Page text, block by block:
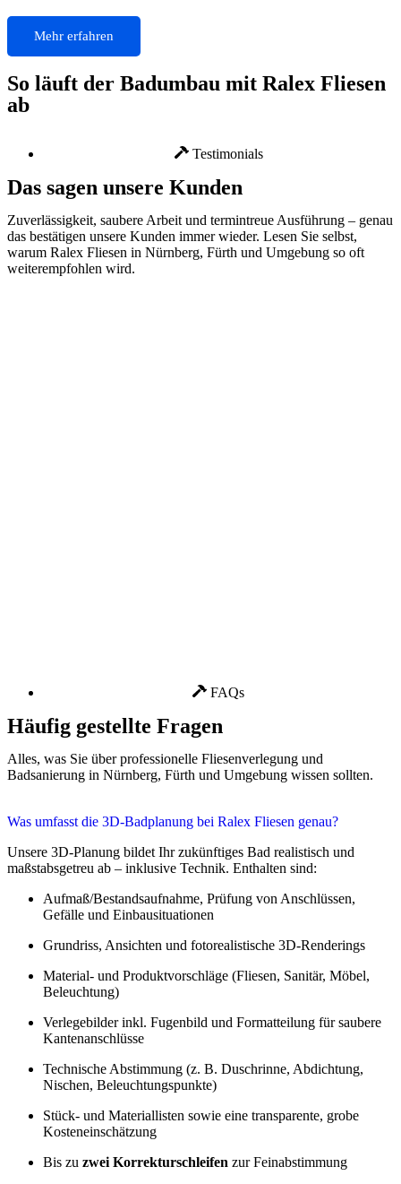
Mehr erfahren
So läuft der Badumbau mit Ralex Fliesen
ab
Testimonials
Das sagen unsere Kunden
Zuverlässigkeit, saubere Arbeit und termintreue Ausführung – genau
das bestätigen unsere Kunden immer wieder. Lesen Sie selbst,
warum Ralex Fliesen in Nürnberg, Fürth und Umgebung so oft
weiterempfohlen wird.
FAQs
Häufig gestellte Fragen
Alles, was Sie über professionelle Fliesenverlegung und
Badsanierung in Nürnberg, Fürth und Umgebung wissen sollten.
Was umfasst die 3D-Badplanung bei Ralex Fliesen genau?
Unsere 3D-Planung bildet Ihr zukünftiges Bad realistisch und
maßstabsgetreu ab – inklusive Technik. Enthalten sind:
Aufmaß/Bestandsaufnahme, Prüfung von Anschlüssen,
Gefälle und Einbausituationen
Grundriss, Ansichten und fotorealistische 3D-Renderings
Material- und Produktvorschläge (Fliesen, Sanitär, Möbel,
Beleuchtung)
Verlegebilder inkl. Fugenbild und Formatteilung für saubere
Kantenanschlüsse
Technische Abstimmung (z. B. Duschrinne, Abdichtung,
Nischen, Beleuchtungspunkte)
Stück- und Materiallisten sowie eine transparente, grobe
Kosteneinschätzung
Bis zu zwei Korrekturschleifen zur Feinabstimmung